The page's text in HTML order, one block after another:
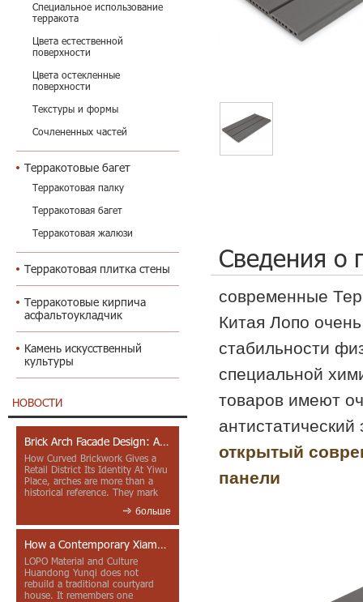
Специальное использование
терракота
Цвета естественной
поверхности
Цвета остекленные
поверхности
Текстуры и формы
Сочлененных частей
Терракотовые багет
Терракотовая палку
Терракотовая багет
Терракотовая жалюзи
Терракотовая плитка стены
Терракотовые кирпича
асфальтоукладчик
Камень искусственный
культуры
НОВОСТИ
Brick Arch Facade Design: A Closer Look at Yiwu Place
How Curved Brickwork Gives a
Retail District Its Identity At Yiwu
Place, arches are more than a
historical reference. They mark
больше
How a Contemporary Xiamen Project Reframes Minnan Red Brick
LOPO Material and Culture
Huandong Yunqi does not
rebuild a traditional courtyard
house. It remembers one
Сведения о
современные
Китая Лопо
стабильности
специальной
товаров имеют
открытый
панели